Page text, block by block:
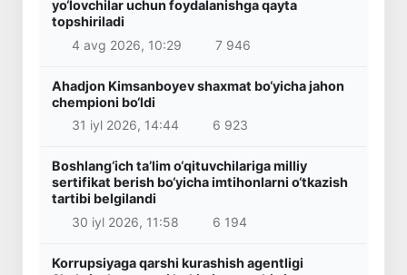
yo‘lovchilar uchun foydalanishga qayta
topshiriladi
4 avg 2026, 10:29
7 946
Ahadjon Kimsanboyev shaxmat bo‘yicha jahon
chempioni bo‘ldi
31 iyl 2026, 14:44
6 923
Boshlang‘ich ta’lim o‘qituvchilariga milliy
sertifikat berish bo‘yicha imtihonlarni o‘tkazish
tartibi belgilandi
30 iyl 2026, 11:58
6 194
Korrupsiyaga qarshi kurashish agentligi